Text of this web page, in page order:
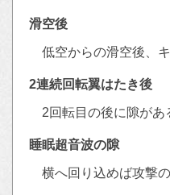
滑空後
低空からの滑空後、
2連続回転翼はたき後
2回転目の後に隙があ
睡眠超音波の隙
横へ回り込めば攻撃の